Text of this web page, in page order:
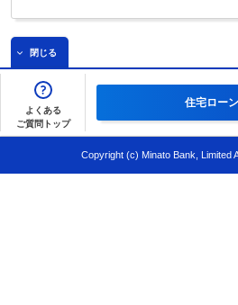
閉じる
よくある
ご質問トップ
住宅ロー
Copyright (c) Minato Bank, Limited